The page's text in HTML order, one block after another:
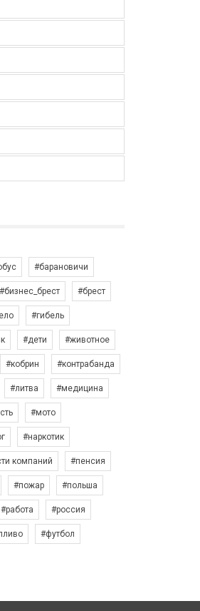
#барановичи
#бизнес_брест #брест
#гибель
#дети #животное
#кобрин #контрабанда
#литва #медицина
#мото
#наркотик
компаний #пенсия
#пожар #польша
#работа #россия
#футбол